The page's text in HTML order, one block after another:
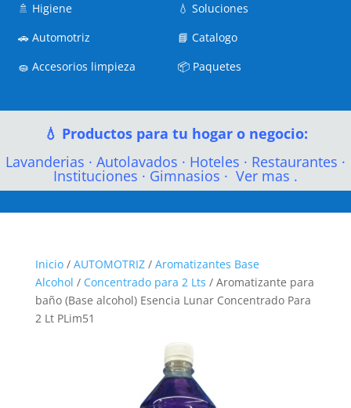
🚿 Higiene
🚗Automotriz
🧽Accesorios limpieza
💧Soluciones
📘Catalogo
📦 Paquetes
💧 Productos para tu hogar o negocio:
Lavanderias · Autolavados · Hoteles · Restaurantes ·
Instituciones · Gimnasios · Ver mas .
Inicio/ AUTOMOTRIZ/ Aromatizantes Base
Alcohol / Concentrado para 2 Lts / Aromatizante para
baño (Base alcohol) Esencia Lunar Concentrado Para
2 Lt PLim51